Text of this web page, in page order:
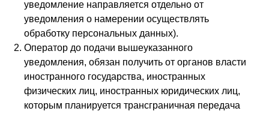
уведомление направляется отдельно от
уведомления о намерении осуществлять
обработку персональных данных).
Оператор до подачи вышеуказанного
уведомления, обязан получить от органов власти
иностранного государства, иностранных
физических лиц, иностранных юридических лиц,
которым планируется трансграничная передача